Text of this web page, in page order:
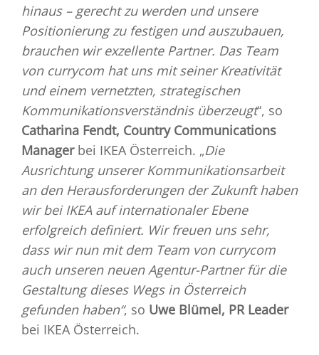
hinaus – gerecht zu werden und unsere
Positionierung zu festigen und auszubauen,
brauchen wir exzellente Partner. Das Team
von currycom hat uns mit seiner Kreativität
und einem vernetzten, strategischen
Kommunikationsverständnis überzeugt“, so
Catharina Fendt, Country Communications
Manager bei IKEA Österreich. „Die
Ausrichtung unserer Kommunikationsarbeit
an den Herausforderungen der Zukunft haben
wir bei IKEA auf internationaler Ebene
erfolgreich definiert. Wir freuen uns sehr,
dass wir nun mit dem Team von currycom
auch unseren neuen Agentur-Partner für die
Gestaltung dieses Wegs in Österreich
gefunden haben“, so Uwe Blümel, PR Leader
bei IKEA Österreich.